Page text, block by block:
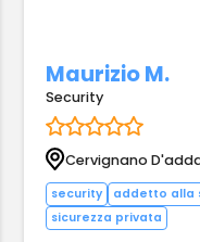
Maurizio M.
Security
Cervignano
security addetto alla
sicurezza privata